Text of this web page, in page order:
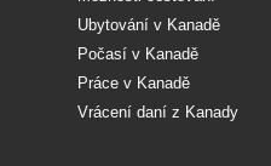
Ubytování v Kanadě
Počasí v Kanadě
Práce v Kanadě
Vrácení daní z Kanady